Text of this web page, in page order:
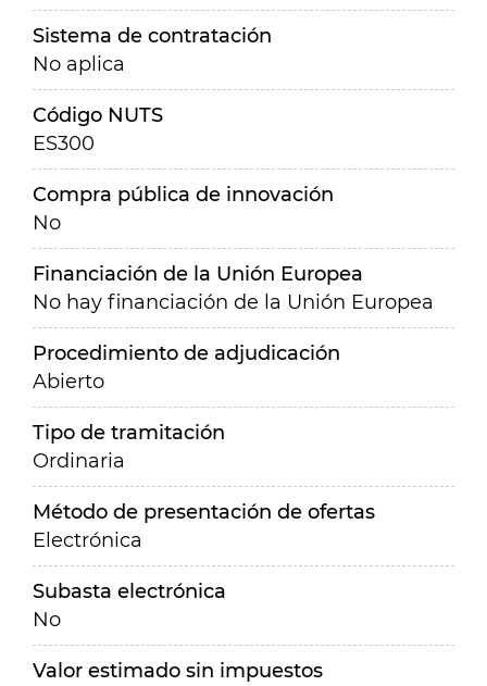
Sistema de contratación
No aplica
Código NUTS
ES300
Compra pública de innovación
No
Financiación de la Unión Europea
No hay financiación de la Unión Europea
Procedimiento de adjudicación
Abierto
Tipo de tramitación
Ordinaria
Método de presentación de ofertas
Electrónica
Subasta electrónica
No
Valor estimado sin impuestos